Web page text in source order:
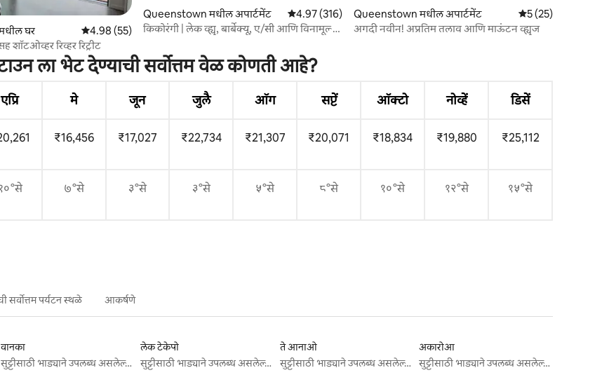
घर 5 पैकी 4.98 सरासरी रेटिंग, 55 रिव्ह्यूज
4.98 (55)
रिव्हर रिट्रीट
Queenstown मधील अपार्टमेंट 5 पैकी 4.97 सरासरी रेटिंग, 316 रिव्ह्यूज
4.97 (316)
किकोरंगी | लेक व्ह्यू, बार्बेक्यू, ए/सी आणि विनामूल्य
Queenstown मधील अपार्टमेंट 5 पैकी 5 सरासरी रेटिंग,
5 (25)
अगदी नवीन! अप्रतिम तलाव आणि माऊंटन व्ह्यूज
ला भेट देण्याची सर्वोत्तम वेळ कोणती आहे?
एप्रि मे जून जुलै ऑग सप्टें ऑक्टो नोव्हें डिसें
₹16,456 ₹17,027 ₹22,734 ₹21,307 ₹20,071 ₹18,834 ₹19,880 ₹25,112
७°से ३°से ३°से ५°से ८°से १०°से १२°से १५°से
सर्वोत्तम पर्यटन स्थळे आकर्षणे
वानका
सुट्टीसाठी भाड्याने उपलब्ध असलेल्या जागा
लेक टेकेपो
सुट्टीसाठी भाड्याने उपलब्ध असलेल्या जागा
ते आनाओ
सुट्टीसाठी भाड्याने उपलब्ध असलेल्या जागा
अकारोआ
सुट्टीसाठी भाड्याने उपलब्ध असलेल्या जागा